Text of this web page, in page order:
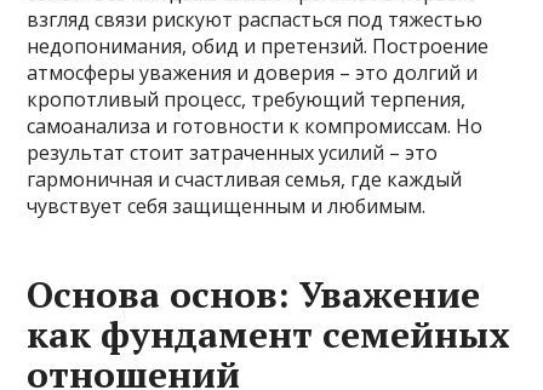
взгляд связи рискуют распасться под тяжестью
недопонимания, обид и претензий. Построение
атмосферы уважения и доверия – это долгий и
кропотливый процесс, требующий терпения,
самоанализа и готовности к компромиссам. Но
результат стоит затраченных усилий – это
гармоничная и счастливая семья, где каждый
чувствует себя защищенным и любимым.
Основа основ: Уважение
как фундамент семейных
отношений